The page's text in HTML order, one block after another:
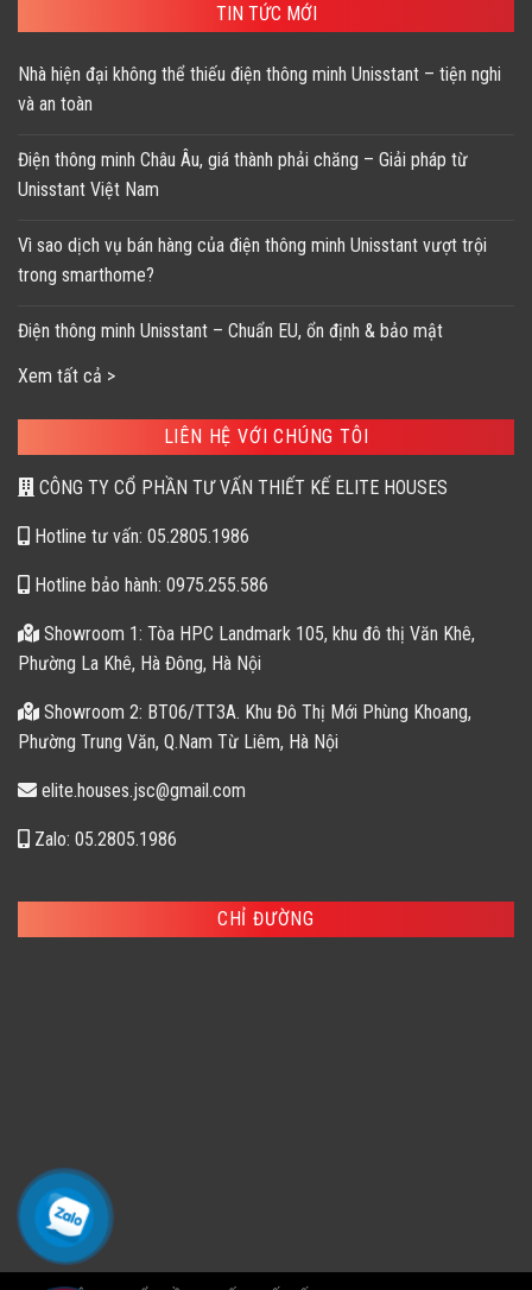
TIN TỨC MỚI
Nhà hiện đại không thể thiếu điện thông minh Unisstant – tiện nghi
và an toàn
Điện thông minh Châu Âu, giá thành phải chăng – Giải pháp từ
Unisstant Việt Nam
Vì sao dịch vụ bán hàng của điện thông minh Unisstant vượt trội
trong smarthome?
Điện thông minh Unisstant – Chuẩn EU, ổn định & bảo mật
Xem tất cả >
LIÊN HỆ VỚI CHÚNG TÔI
CÔNG TY CỔ PHẦN TƯ VẤN THIẾT KẾ ELITE HOUSES
Hotline tư vấn: 05.2805.1986
Hotline bảo hành: 0975.255.586
Showroom 1: Tòa HPC Landmark 105, khu đô thị Văn Khê,
Phường La Khê, Hà Đông, Hà Nội
Showroom 2: BT06/TT3A. Khu Đô Thị Mới Phùng Khoang,
Phường Trung Văn, Q.Nam Từ Liêm, Hà Nội
elite.houses.jsc@gmail.com
Zalo: 05.2805.1986
CHỈ ĐƯỜNG